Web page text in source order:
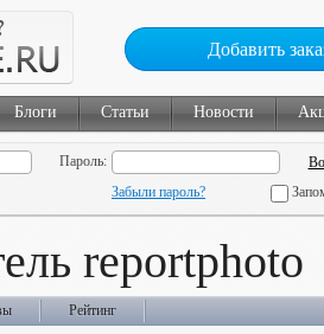
Добавить
Блоги Статьи Новости
Пароль:
Забыли пароль?
reportphoto
Рейтинг